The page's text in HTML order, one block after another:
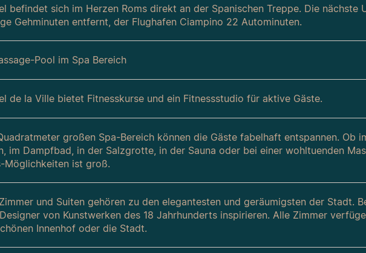
befindet sich im Herzen Roms direkt an der Spanischen Treppe. Die nächste
Gehminuten entfernt, der Flughafen Ciampino 22 Autominuten.
Pool im Spa Bereich
de la Ville bietet Fitnesskurse und ein Fitnessstudio für aktive Gäste.
großen Spa-Bereich können die Gäste fabelhaft entspannen. Ob
im Dampfbad, in der Salzgrotte, in der Sauna oder bei einer wohltuenden
Möglichkeiten ist groß.
und Suiten gehören zu den elegantesten und geräumigsten der Stadt.
von Kunstwerken des 18 Jahrhunderts inspirieren. Alle Zimmer
Innenhof oder die Stadt.